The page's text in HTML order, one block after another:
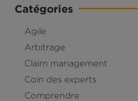
Catégories
Agile
Arbitrage
Claim management
Coin des experts
Comprendre